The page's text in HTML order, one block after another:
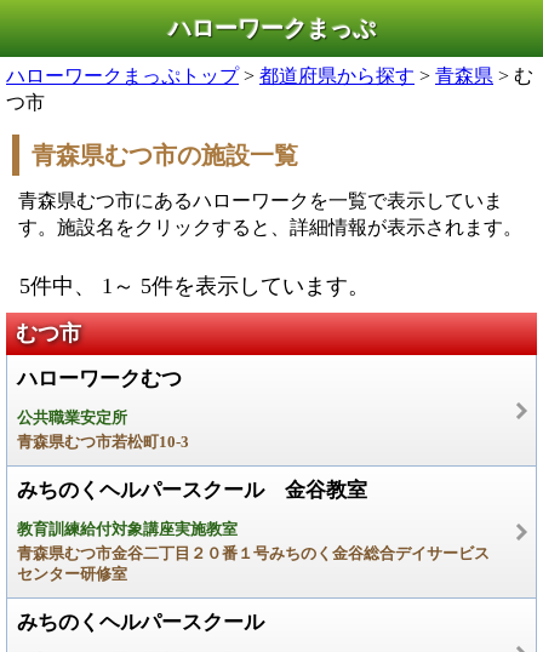
ハローワークまっぷ
ハローワークまっぷトップ> 都道府県から探す > 青森県 > む
つ市
青森県むつ市の施設一覧
青森県むつ市にあるハローワークを一覧で表示していま
す。施設名をクリックすると、詳細情報が表示されます。
5件中、 1～ 5件を表示しています。
むつ市
ハローワークむつ
公共職業安定所
青森県むつ市若松町10-3
みちのくヘルパースクール 金谷教室
教育訓練給付対象講座実施教室
青森県むつ市金谷二丁目２０番１号みちのく金谷総合デイサービス
センター研修室
みちのくヘルパースクール